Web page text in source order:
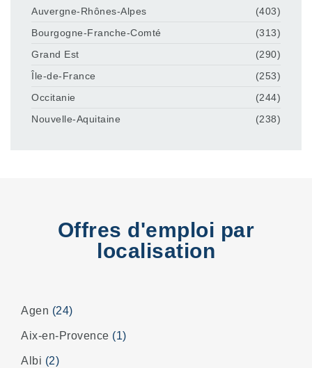
Auvergne-Rhônes-Alpes
(403)
Bourgogne-Franche-Comté
(313)
Grand Est
(290)
Île-de-France
(253)
Occitanie
(244)
Nouvelle-Aquitaine
(238)
Offres d'emploi par
localisation
Agen (24)
Aix-en-Provence (1)
Albi (2)